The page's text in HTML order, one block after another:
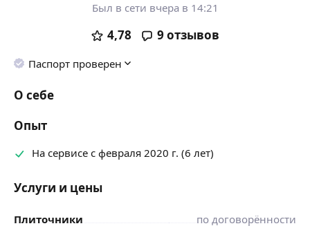
Был в сети вчера в 14:21
4,78 9 отзывов
Паспорт проверен
О себе
Опыт
На сервисе с февраля 2020 г. (6 лет)
Услуги и цены
Плиточники
по договорённости